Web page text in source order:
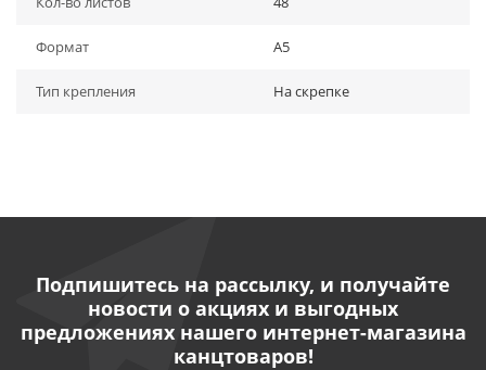
Формат A5
Тип крепления На скрепке
Подпишитесь на рассылку, и получайте
новости о акциях и выгодных
предложениях нашего интернет-магазина
канцтоваров!